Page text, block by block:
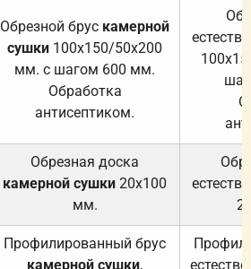
Обрезной брус камерной
сушки 100х150/50х200
мм. с шагом 600 мм.
Обработка
антисептиком.
Обрезная доска
камерной сушки 20х100
мм.
Профилированный брус
камерной сушки,